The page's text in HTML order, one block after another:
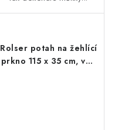
Rolser potah na žehlící
prkno 115 x 35 cm, vel.